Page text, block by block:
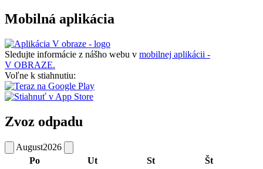
Mobilná aplikácia
Sledujte informácie z nášho webu v mobilnej aplikácii -
V OBRAZE.
Voľne k stiahnutiu:
Zvoz odpadu
August2026
Po
Ut St Št